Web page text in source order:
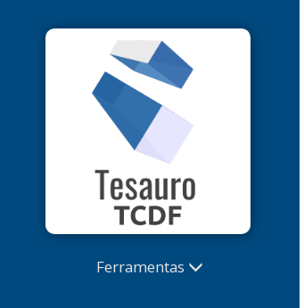
Ferramentas